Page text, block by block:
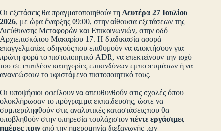
Οι εξετάσεις θα πραγματοποιηθούν τη Δευτέρα 27 Ιουλίου
2026, με ώρα έναρξης 09:00, στην αίθουσα εξετάσεων της
Διεύθυνσης Μεταφορών και Επικοινωνιών, στην οδό
Αρχιεπισκόπου Μακαρίου 17. Η διαδικασία αφορά
επαγγελματίες οδηγούς που επιθυμούν να αποκτήσουν για
πρώτη φορά το πιστοποιητικό ADR, να επεκτείνουν την ισχύ
του σε επιπλέον κατηγορίες επικινδύνων εμπορευμάτων ή να
ανανεώσουν το υφιστάμενο πιστοποιητικό τους.
Οι υποψήφιοι οφείλουν να απευθυνθούν στις σχολές όπου
ολοκλήρωσαν το πρόγραμμα εκπαίδευσης, ώστε να
συμπεριληφθούν στις αναλυτικές καταστάσεις που θα
υποβληθούν στην υπηρεσία τουλάχιστον πέντε εργάσιμες
ημέρες πριν από την ημερομηνία διεξαγωγής των